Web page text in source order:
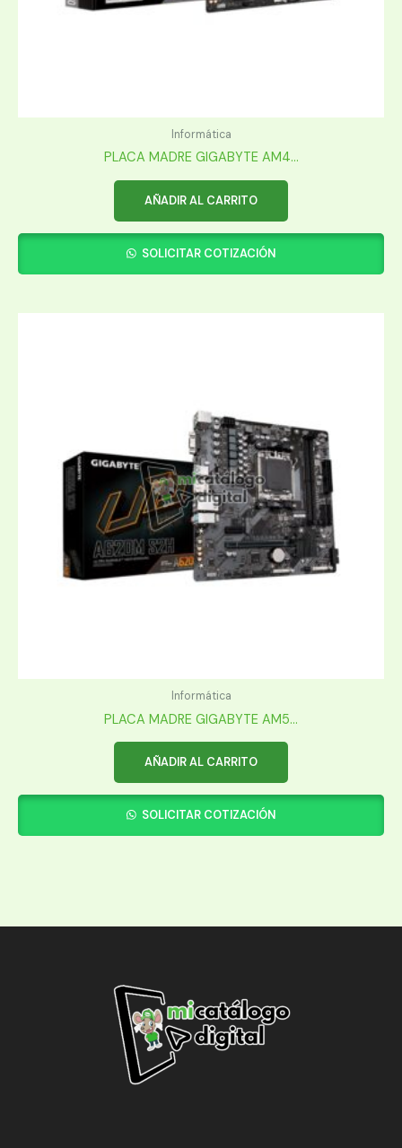
Informática
PLACA MADRE GIGABYTE AM4...
AÑADIR AL CARRITO
SOLICITAR COTIZACIÓN
Informática
PLACA MADRE GIGABYTE AM5...
AÑADIR AL CARRITO
SOLICITAR COTIZACIÓN